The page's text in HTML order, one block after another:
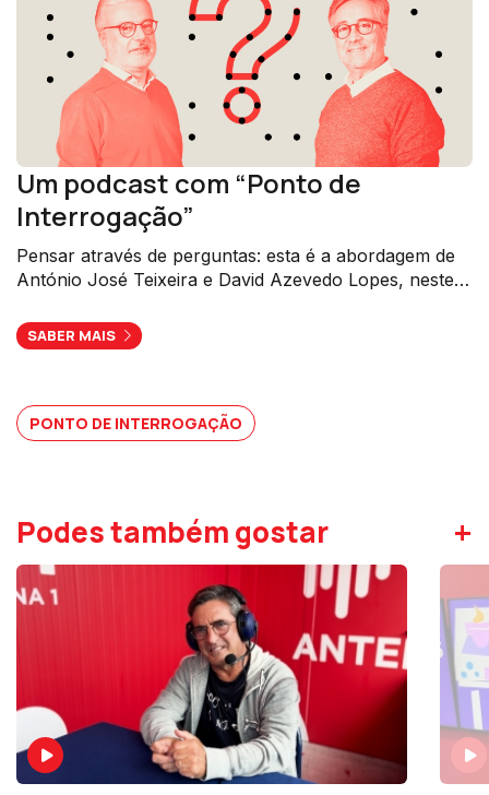
Um podcast com “Ponto de
Interrogação”
Pensar através de perguntas: esta é a abordagem de
António José Teixeira e David Azevedo Lopes, neste
SABER MAIS
PONTO DE INTERROGAÇÃO
Podes também gostar +